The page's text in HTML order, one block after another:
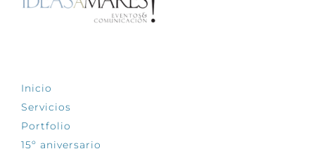
Inicio
Servicios
Portfolio
15º aniversario